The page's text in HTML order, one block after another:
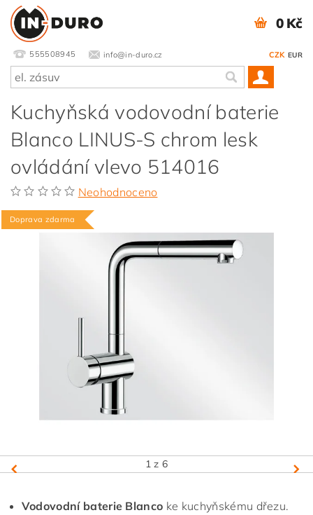
555508945 info@in-duro.cz CZK EUR
0 Kč
Kuchyňská vodovodní baterie
Blanco LINUS-S chrom lesk
ovládání vlevo 514016
Neohodnoceno
Doprava zdarma
1 z 6
Vodovodní baterie Blanco ke kuchyňskému dřezu.